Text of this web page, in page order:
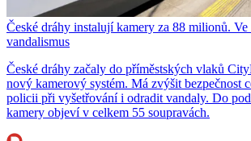
České dráhy instalují kamery za 88 milionů.
vandalismus
České dráhy začaly do příměstských vlaků
nový kamerový systém. Má zvýšit bezpečnost
policii při vyšetřování i odradit vandaly. Do
kamery objeví v celkem 55 soupravách.